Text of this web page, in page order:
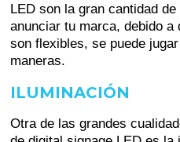
LED son la gran cantidad
anunciar tu marca, debido a
son flexibles, se puede
maneras.
ILUMINACIÓN
Otra de las grandes